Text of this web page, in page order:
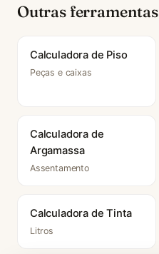
Outras ferramentas
Calculadora de Piso
Peças e caixas
Calculadora de
Argamassa
Assentamento
Calculadora de Tinta
Litros